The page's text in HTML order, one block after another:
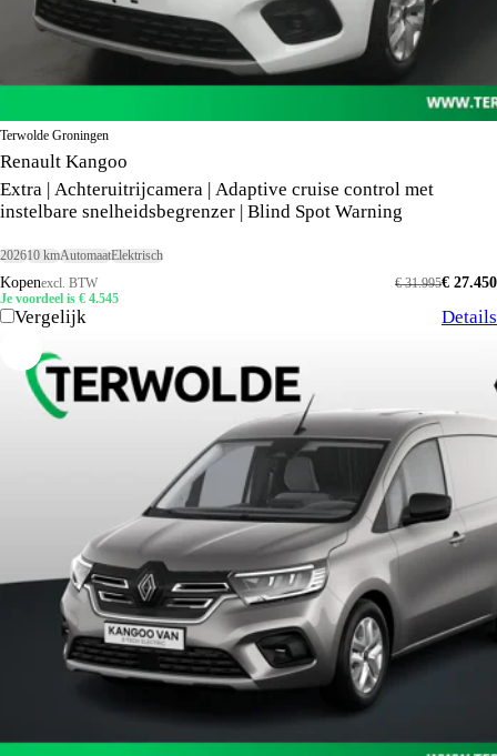
Terwolde Groningen
Renault Kangoo
Extra | Achteruitrijcamera | Adaptive cruise control met
instelbare snelheidsbegrenzer | Blind Spot Warning
202610 kmAutomaatElektrisch
Kopenexcl. BTW € 27.450
€ 31.995
Je voordeel is € 4.545
Vergelijk Details